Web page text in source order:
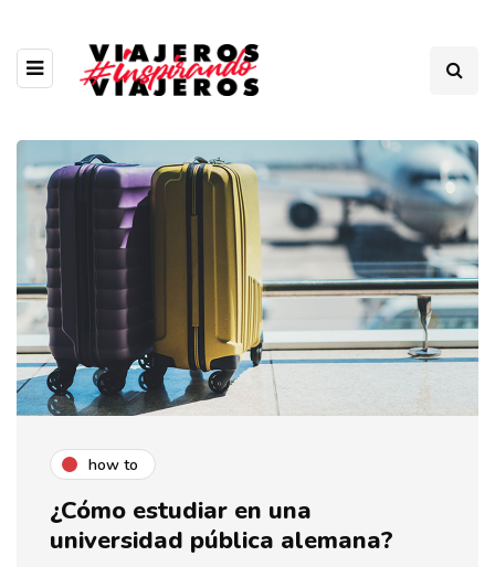
how to
¿Cómo estudiar en una
universidad pública alemana?